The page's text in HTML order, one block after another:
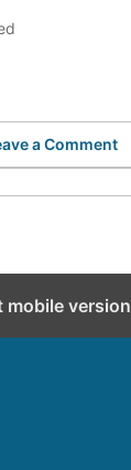
a Comment
mobile version